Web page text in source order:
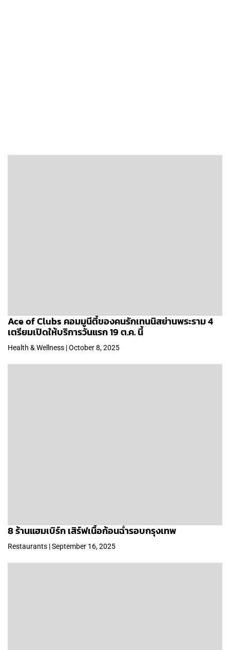
Ace of Clubs คอมมูนีตี้ของคนรักเทนนิสย่านพระราม 4
เตรียมเปิดให้บริการวันแรก 19 ต.ค. นี้
Health & Wellness | October 8, 2025
8 ร้านแฮมเบิร์ก เสิร์ฟเนื้อก้อนฉ่ำรอบกรุงเทพ
Restaurants | September 16, 2025